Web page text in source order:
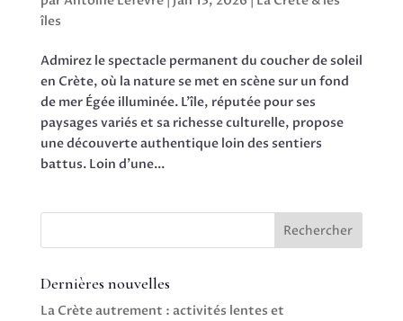
îles
Admirez le spectacle permanent du coucher de soleil
en Crète, où la nature se met en scène sur un fond
de mer Égée illuminée. L’île, réputée pour ses
paysages variés et sa richesse culturelle, propose
une découverte authentique loin des sentiers
battus. Loin d’une...
Rechercher
Dernières nouvelles
La Crète autrement : activités lentes et